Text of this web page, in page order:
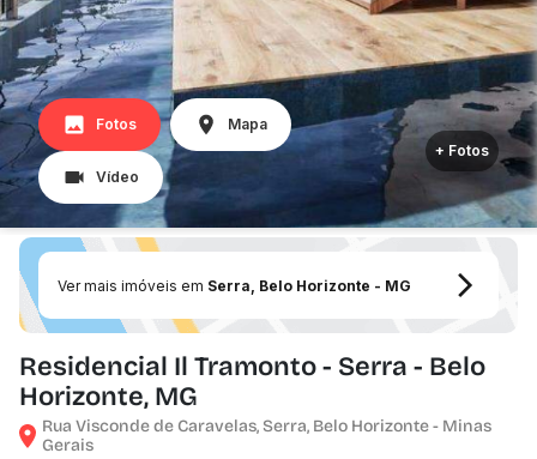
Fotos Mapa
Vídeo
+ Fotos
Ver mais imóveis em Serra, Belo Horizonte - MG
Residencial Il Tramonto - Serra - Belo
Horizonte, MG
Rua Visconde de Caravelas, Serra, Belo Horizonte - Minas
Gerais